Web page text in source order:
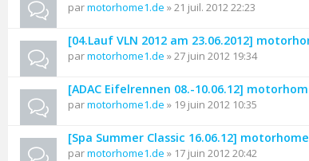
parmotorhome1.de » 21 juil. 2012 22:23
[04.Lauf VLN 2012 am 23.06.2012]
parmotorhome1.de » 27 juin 2012 19:34
[ADAC Eifelrennen 08.-10.06.12]
parmotorhome1.de » 19 juin 2012 10:35
[Spa Summer Classic 16.06.12]
parmotorhome1.de » 17 juin 2012 20:42